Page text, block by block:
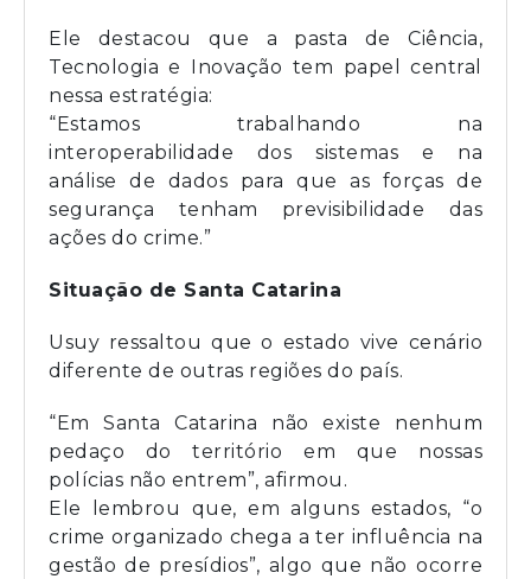
Ele destacou que a pasta de Ciência,
Tecnologia e Inovação tem papel central
nessa estratégia:
“Estamos trabalhando na
interoperabilidade dos sistemas e na
análise de dados para que as forças de
segurança tenham previsibilidade das
ações do crime.”
Situação de Santa Catarina
Usuy ressaltou que o estado vive cenário
diferente de outras regiões do país.
“Em Santa Catarina não existe nenhum
pedaço do território em que nossas
polícias não entrem”, afirmou.
Ele lembrou que, em alguns estados, “o
crime organizado chega a ter influência na
gestão de presídios”, algo que não ocorre